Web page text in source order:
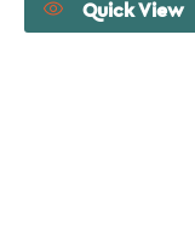
Quick View